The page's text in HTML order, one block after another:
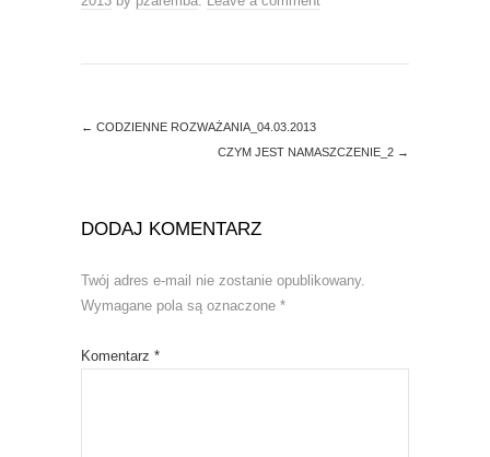
n
)
i
w
← CODZIENNE ROZWAŻANIA_04.03.2013
CZYM JEST NAMASZCZENIE_2 →
DODAJ KOMENTARZ
Twój adres e-mail nie zostanie opublikowany.
Wymagane pola są oznaczone *
Komentarz *